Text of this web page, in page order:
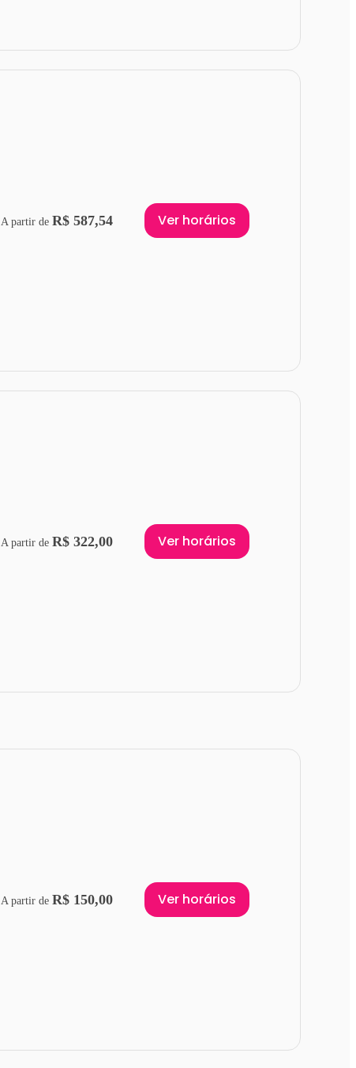
A partir de R$ 587,54 Ver horários
A partir de R$ 322,00 Ver horários
A partir de R$ 150,00 Ver horários